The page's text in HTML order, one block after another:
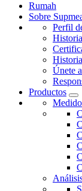
Rumah
Sobre
Perfil
Historia
Únete
Productos